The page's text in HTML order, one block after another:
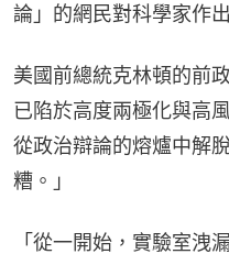
論」的網民對科學家作
美國前總統克林頓的前
已陷於高度兩極化與高
從政治辯論的熔爐中解
糟。」
「從一開始，實驗室洩